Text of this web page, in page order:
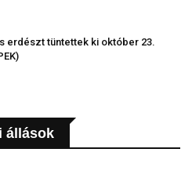
erdészt tüntettek ki október 23.
állások